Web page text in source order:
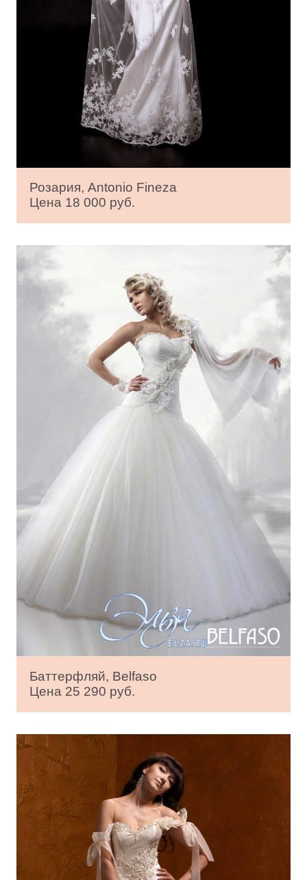
Розария, Antonio Fineza
Цена 18 000 руб.
Баттерфляй, Belfaso
Цена 25 290 руб.